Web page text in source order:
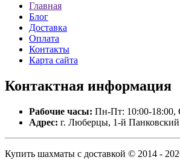
Главная
Блог
Доставка
Оплата
Контакты
Карта сайта
Контактная информация
Рабочие часы: Пн-Пт: 10:00-
Адрес: г. Люберцы, 1-й Панковский
Купить шахматы с доставкой © 2014 -